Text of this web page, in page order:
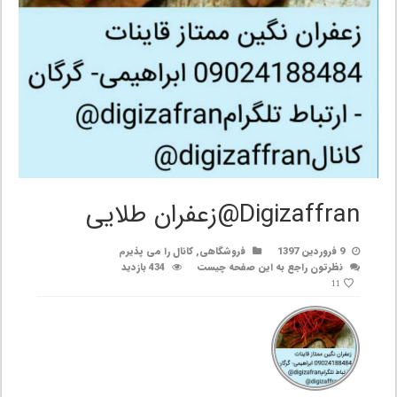
Digizaffran@زعفران طلایی
9 فروردین 1397 فروشگاهی,کانال را می پذیرم
نظرتون راجع به این صفحه چیست
434 بازدید
11